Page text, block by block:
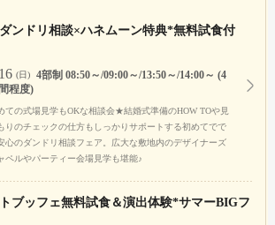
ンドリ相談×ハネムーン特典*無料試食付
(日)
4部制 08:50～/09:00～/13:50～/14:00～ (4
程度)
ての式場見学もOKな相談会★結婚式準備のHOW TOや見
りのチェックの仕方もしっかりサポートする初めてでで
心のダンドリ相談フェア。広大な敷地内のデザイナーズ
ペルやパーティー会場見学も堪能♪
ブッフェ無料試食＆演出体験*サマーBIGフ